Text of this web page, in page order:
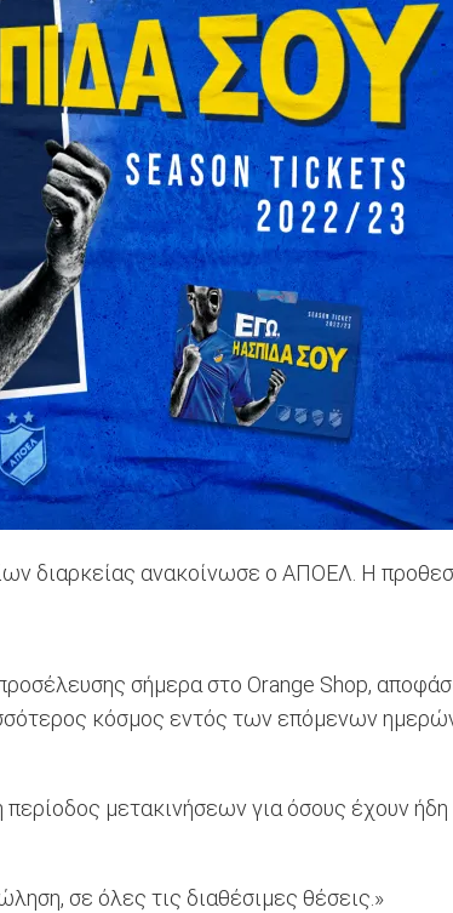
διαρκείας ανακοίνωσε ο ΑΠΟΕΛ. Η
σήμερα στο Orange Shop,
κόσμος εντός των επόμενων
μετακινήσεων για όσους έχουν ήδη
σε όλες τις διαθέσιμες θέσεις.»